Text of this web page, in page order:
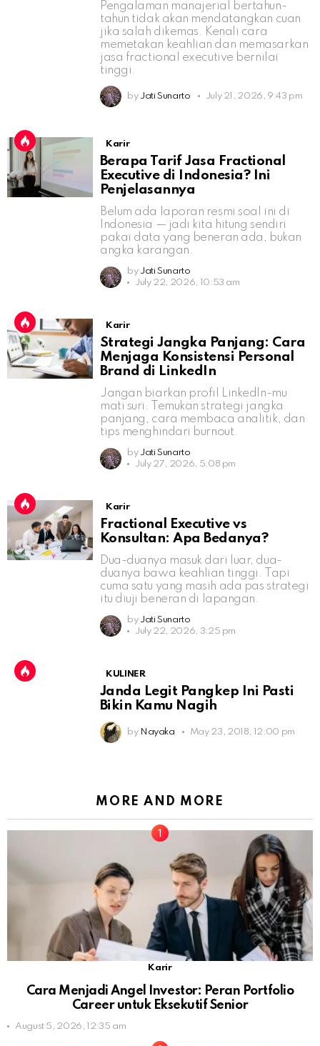
Pengalaman manajerial bertahun-
tahun tidak akan mendatangkan cuan
jika salah dikemas. Kenali cara
memetakan keahlian dan memasarkan
jasa fractional executive bernilai
tinggi.
by Jati Sunarto July 21, 2026, 9:43 pm
Karir
Berapa Tarif Jasa Fractional
Executive di Indonesia? Ini
Penjelasannya
Belum ada laporan resmi soal ini di
Indonesia — jadi kita hitung sendiri
pakai data yang beneran ada, bukan
angka karangan.
by Jati Sunarto
July 22, 2026, 10:53 am
Karir
Strategi Jangka Panjang: Cara
Menjaga Konsistensi Personal
Brand di LinkedIn
Jangan biarkan profil LinkedIn-mu
mati suri. Temukan strategi jangka
panjang, cara membaca analitik, dan
tips menghindari burnout.
by Jati Sunarto
July 27, 2026, 5:08 pm
Karir
Fractional Executive vs
Konsultan: Apa Bedanya?
Dua-duanya masuk dari luar, dua-
duanya bawa keahlian tinggi. Tapi
cuma satu yang masih ada pas strategi
itu diuji beneran di lapangan.
by Jati Sunarto
July 22, 2026, 3:25 pm
KULINER
Janda Legit Pangkep Ini Pasti
Bikin Kamu Nagih
by Nayaka May 23, 2018, 12:00 pm
MORE AND MORE
Karir
Cara Menjadi Angel Investor: Peran Portfolio
Career untuk Eksekutif Senior
August 5, 2026, 12:35 am